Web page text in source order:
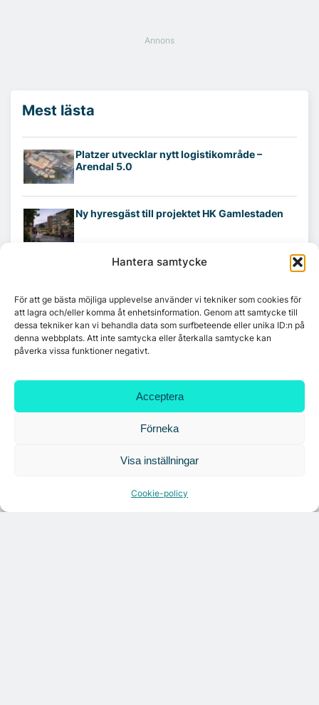
Hantera samtycke
För att ge bästa möjliga upplevelse använder vi tekniker som cookies för
att lagra och/eller komma åt enhetsinformation. Genom att samtycke till
dessa tekniker kan vi behandla data som surfbeteende eller unika ID:n på
denna webbplats. Att inte samtycka eller återkalla samtycke kan
påverka vissa funktioner negativt.
Acceptera
Förneka
Visa inställningar
Cookie-policy
Mest lästa
Platzer utvecklar nytt logistikområde –
Arendal 5.0
Ny hyresgäst till projektet HK Gamlestaden
7A återöppnar mötesvåning på Vasagatan
Tandem Health flyttar till Kungsgatan